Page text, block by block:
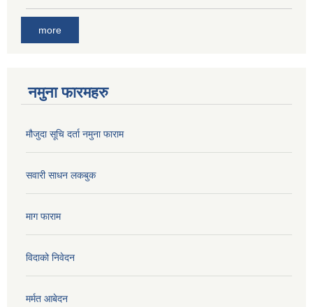
more
नमुना फारमहरु
मौजुदा सूचि दर्ता नमुना फाराम
सवारी साधन लकबुक
माग फाराम
विदाको निवेदन
मर्मत आबेदन